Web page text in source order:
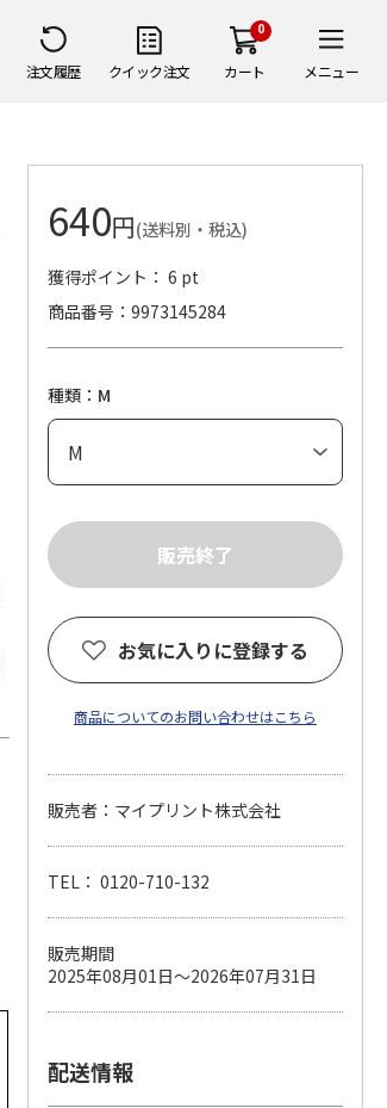
注文履歴 クイック注文
0
カート メニュー
640円(送料別・税込)
獲得ポイント： 6 pt
商品番号
9973145284
種類：M
お気に入りに登録する
商品についてのお問い合わせはこちら
販売者：マイプリント株式会社
TEL： 0120-710-132
販売期間
2025年08月01日～2026年07月31日
配送情報